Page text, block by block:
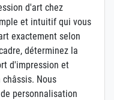
d'art chez
et intuitif qui vous
exactement selon
déterminez la
d'impression et
Nous
personnalisation